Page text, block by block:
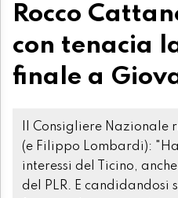
Rocco
con tenacia
finale a
Il Consigliere Nazionale
(e Filippo Lombardi):
interessi del Ticino,
del PLR. E candidandosi